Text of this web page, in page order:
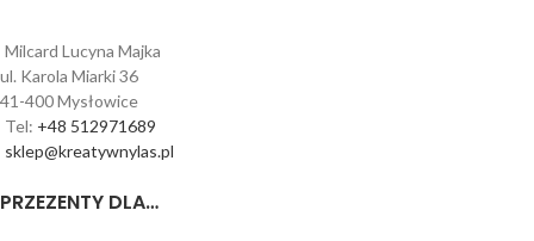
Milcard Lucyna Majka
ul. Karola Miarki 36
41-400 Mysłowice
Tel: +48 512971689
sklep@kreatywnylas.pl
PRZEZENTY DLA…